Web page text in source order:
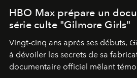
HBO Max prépare un
série culte "Gilmore Girls"
Vingt-cinq ans après ses débuts,
à dévoiler les secrets de sa
documentaire officiel mêlant